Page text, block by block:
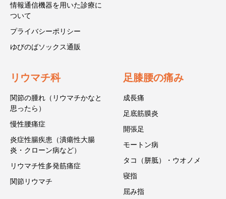
情報通信機器を用いた診療に
ついて
プライバシーポリシー
ゆびのばソックス通販
リウマチ科
関節の腫れ（リウマチかなと
思ったら）
慢性腰痛症
炎症性腸疾患（潰瘍性大腸
炎・クローン病など）
リウマチ性多発筋痛症
関節リウマチ
足膝腰の痛み
成長痛
足底筋膜炎
開張足
モートン病
タコ（胼胝）・ウオノメ
寝指
屈み指